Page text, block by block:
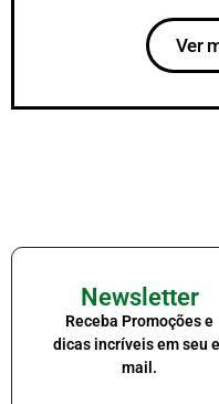
Ver
Newsletter
Receba Promoções e
dicas incríveis em seu
mail.